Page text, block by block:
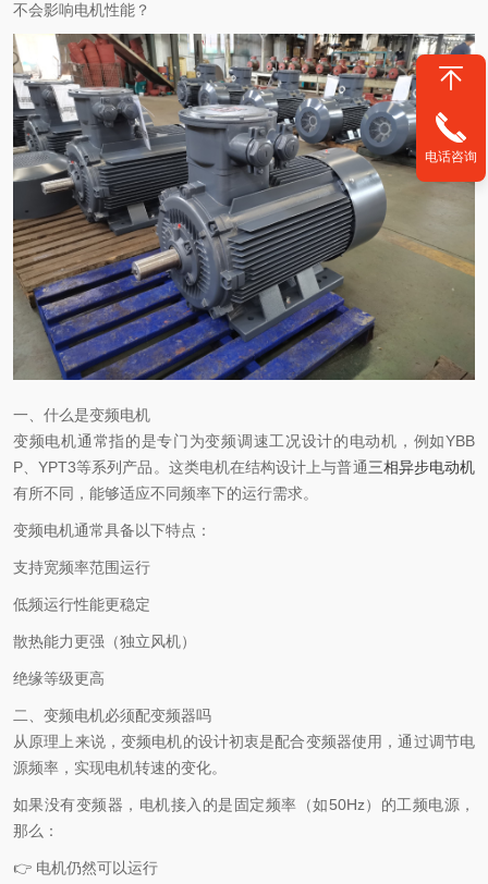
不会影响电机性能？
一、什么是变频电机
变频电机通常指的是专门为变频调速工况设计的电动机，例如YBB
P、YPT3等系列产品。这类电机在结构设计上与普通三相异步电动机
有所不同，能够适应不同频率下的运行需求。
变频电机通常具备以下特点：
支持宽频率范围运行
低频运行性能更稳定
散热能力更强（独立风机）
绝缘等级更高
二、变频电机必须配变频器吗
从原理上来说，变频电机的设计初衷是配合变频器使用，通过调节电
源频率，实现电机转速的变化。
如果没有变频器，电机接入的是固定频率（如50Hz）的工频电源，
那么：
👉 电机仍然可以运行
电话咨询